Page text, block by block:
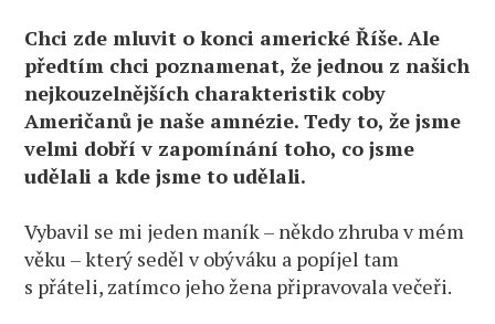
Chci zde mluvit o konci americké Říše. Ale
předtím chci poznamenat, že jednou z našich
nejkouzelnějších charakteristik coby
Američanů je naše amnézie. Tedy to, že jsme
velmi dobří v zapomínání toho, co jsme
udělali a kde jsme to udělali.
Vybavil se mi jeden maník – někdo zhruba v mém
věku – který seděl v obýváku a popíjel tam
s přáteli, zatímco jeho žena připravovala večeři.